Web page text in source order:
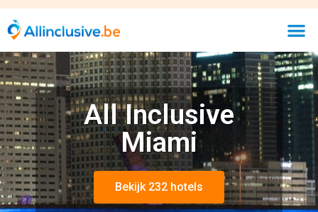
All Inclusive
Miami
Bekijk 232 hotels